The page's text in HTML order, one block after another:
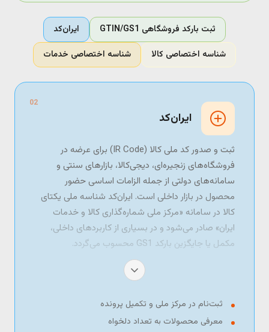
ثبت بارکد فروشگاهی GTIN/GS1
ایران‌کد
شناسه اختصاصی کالا
شناسه اختصاصی خدمات
02
ایران‌کد
ثبت و صدور کد ملی کالا (IR Code) برای عرضه در
فروشگاه‌های زنجیره‌ای، دیجی‌کالا، بازارهای سنتی و
سامانه‌های دولتی از جمله الزامات اساسی حضور
محصول در بازار داخلی است. ایران‌کد شناسه ملی یکتای
کالا در سامانه «مرکز ملی شماره‌گذاری کالا و خدمات
ایران» صادر می‌شود و در بسیاری از کاربردهای داخلی،
مکمل یا جایگزین بارکد GS1 محسوب می‌گردد.
ثبت‌نام در مرکز ملی و تکمیل پرونده
معرفی محصولات به تعداد دلخواه